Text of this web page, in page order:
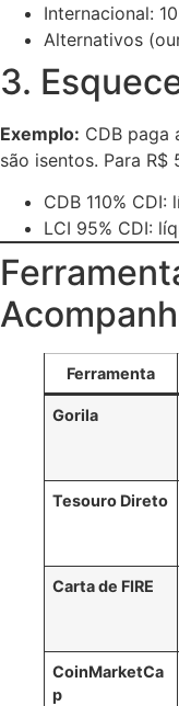
Internacional:
Alternativos
3.
Exemplo: CDB paga
são isentos. Para R$
CDB 110%
LCI 95% CDI:
Ferramenta
Gorila
Tesouro Direto
Carta de FIRE
CoinMarketCa
p